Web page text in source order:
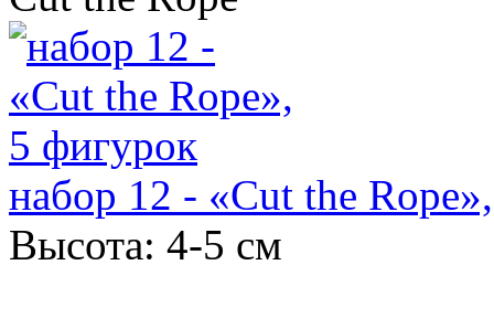
набор 12 - «Cut the
Высота: 4-5 см